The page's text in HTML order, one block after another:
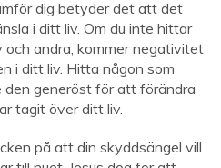
dig betyder det att det
i ditt liv. Om du inte hittar
och andra, kommer negativitet
i ditt liv. Hitta någon som
den generöst för att förändra
tagit över ditt liv.
på att din skyddsängel vill